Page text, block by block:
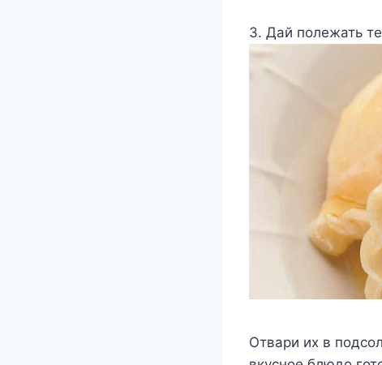
3. Дай полежать
Отвари их в